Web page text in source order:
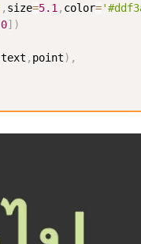
, size=5.1 , color=
0] )
text , point) ,